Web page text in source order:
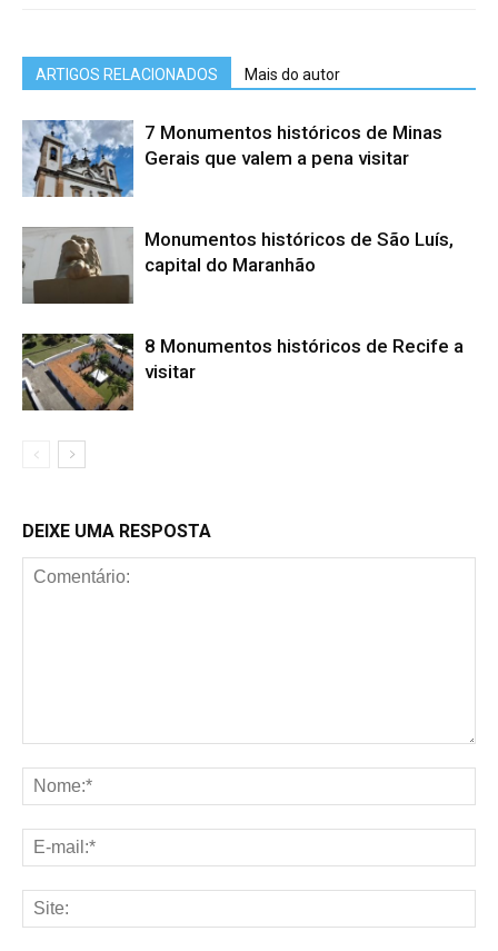
ARTIGOS RELACIONADOS Mais do autor
7 Monumentos históricos de Minas
Gerais que valem a pena visitar
Monumentos históricos de São Luís,
capital do Maranhão
8 Monumentos históricos de Recife a
visitar
DEIXE UMA RESPOSTA